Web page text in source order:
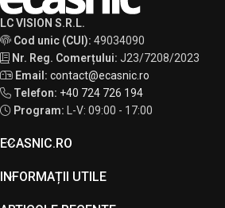
LC VISION S.R.L.
Cod unic (CUI): 49034090
Nr. Reg. Comerțului: J23/7208/2023
Email: contact@ecasnic.ro
Telefon: +40 724 726 194
Program: L-V: 09:00 - 17:00
ECASNIC.RO
INFORMAȚII UTILE